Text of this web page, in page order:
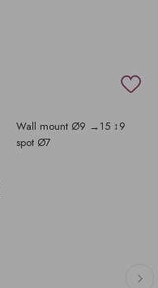
Wall mount Ø9 →15 ↕9
spot Ø7